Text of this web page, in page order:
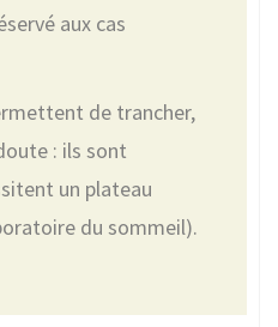
aux cas
de trancher,
: ils sont
un plateau
du sommeil).